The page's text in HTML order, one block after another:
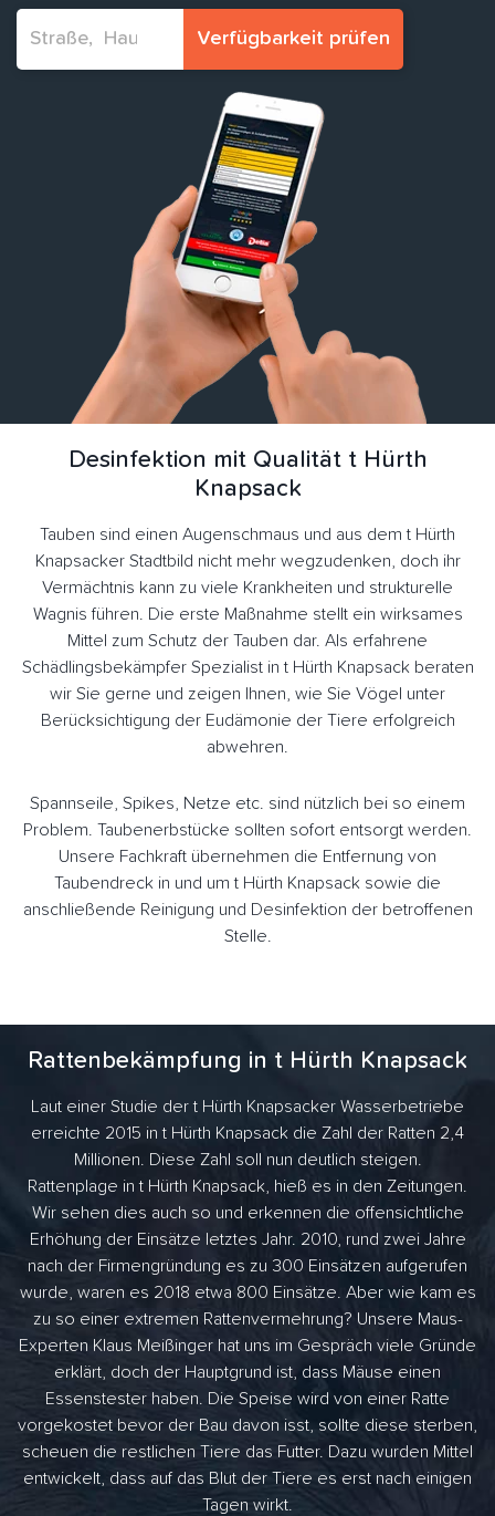
Verfügbarkeit prüfen
Desinfektion mit Qualität t Hürth
Knapsack
Tauben sind einen Augenschmaus und aus dem t Hürth
Knapsacker Stadtbild nicht mehr wegzudenken, doch ihr
Vermächtnis kann zu viele Krankheiten und strukturelle
Wagnis führen. Die erste Maßnahme stellt ein wirksames
Mittel zum Schutz der Tauben dar. Als erfahrene
Schädlingsbekämpfer Spezialist in t Hürth Knapsack beraten
wir Sie gerne und zeigen Ihnen, wie Sie Vögel unter
Berücksichtigung der Eudämonie der Tiere erfolgreich
abwehren.
Spannseile, Spikes, Netze etc. sind nützlich bei so einem
Problem. Taubenerbstücke sollten sofort entsorgt werden.
Unsere Fachkraft übernehmen die Entfernung von
Taubendreck in und um t Hürth Knapsack sowie die
anschließende Reinigung und Desinfektion der betroffenen
Stelle.
Rattenbekämpfung in t Hürth Knapsack
Laut einer Studie der t Hürth Knapsacker Wasserbetriebe
erreichte 2015 in t Hürth Knapsack die Zahl der Ratten 2,4
Millionen. Diese Zahl soll nun deutlich steigen.
Rattenplage in t Hürth Knapsack, hieß es in den Zeitungen.
Wir sehen dies auch so und erkennen die offensichtliche
Erhöhung der Einsätze letztes Jahr. 2010, rund zwei Jahre
nach der Firmengründung es zu 300 Einsätzen aufgerufen
wurde, waren es 2018 etwa 800 Einsätze. Aber wie kam es
zu so einer extremen Rattenvermehrung? Unsere Maus-
Experten Klaus Meißinger hat uns im Gespräch viele Gründe
erklärt, doch der Hauptgrund ist, dass Mäuse einen
Essenstester haben. Die Speise wird von einer Ratte
vorgekostet bevor der Bau davon isst, sollte diese sterben,
scheuen die restlichen Tiere das Futter. Dazu wurden Mittel
entwickelt, dass auf das Blut der Tiere es erst nach einigen
Tagen wirkt.